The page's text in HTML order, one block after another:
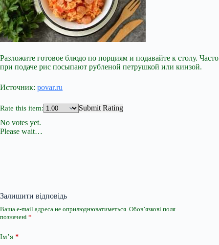
Разложите готовое блюдо по порциям и подавайте к столу. Часто
при подаче рис посыпают рубленой петрушкой или кинзой.
Источник: povar.ru
Rate this item:
Submit Rating
No votes yet.
Please wait…
Залишити відповідь
Ваша e-mail адреса не оприлюднюватиметься. Обов’язкові поля
позначені *
Ім’я *